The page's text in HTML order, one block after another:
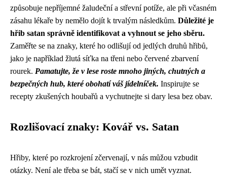
způsobuje nepříjemné žaludeční a střevní potíže, ale při včasném
zásahu lékaře by nemělo dojít k trvalým následkům. Důležité je
hřib satan správně identifikovat a vyhnout se jeho sběru.
Zaměřte se na znaky, které ho odlišují od jedlých druhů hřibů,
jako je například žlutá síťka na třeni nebo červené zbarvení
rourek. Pamatujte, že v lese roste mnoho jiných, chutných a
bezpečných hub, které obohatí váš jídelníček. Inspirujte se
recepty zkušených houbařů a vychutnejte si dary lesa bez obav.
Rozlišovací znaky: Kovář vs. Satan
Hřiby, které po rozkrojení zčervenají, v nás můžou vzbudit
otázky. Není ale třeba se bát, stačí se v nich umět vyznat.